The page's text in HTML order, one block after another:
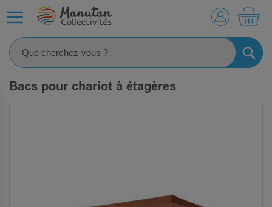
Bacs pour chariot à étagères